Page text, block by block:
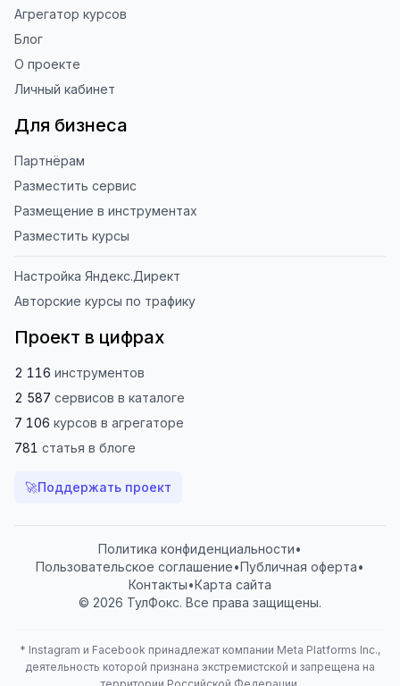
Агрегатор курсов
Блог
О проекте
Личный кабинет
Для бизнеса
Партнёрам
Разместить сервис
Размещение в инструментах
Разместить курсы
Настройка Яндекс.Директ
Авторские курсы по трафику
Проект в цифрах
2 116 инструментов
2 587 сервисов в каталоге
7 106 курсов в агрегаторе
781 статья в блоге
🚀Поддержать проект
Политика конфиденциальности•
Пользовательское соглашение•Публичная оферта•
Контакты•Карта сайта
© 2026 ТулФокс. Все права защищены.
* Instagram и Facebook принадлежат компании Meta Platforms Inc.,
деятельность которой признана экстремистской и запрещена на